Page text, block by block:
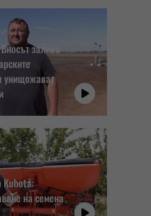
залива
унищожават
Kubota:
на семена